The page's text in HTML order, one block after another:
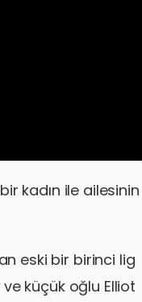
kadın ile ailesinin
eski bir birinci lig
küçük oğlu Elliot